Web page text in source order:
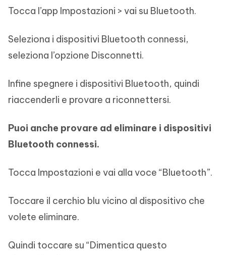
Tocca l’app Impostazioni > vai su Bluetooth.
Seleziona i dispositivi Bluetooth connessi,
seleziona l’opzione Disconnetti.
Infine spegnere i dispositivi Bluetooth, quindi
riaccenderli e provare a riconnettersi.
Puoi anche provare ad eliminare i dispositivi
Bluetooth connessi.
Tocca Impostazioni e vai alla voce “Bluetooth”.
Toccare il cerchio blu vicino al dispositivo che
volete eliminare.
Quindi toccare su “Dimentica questo